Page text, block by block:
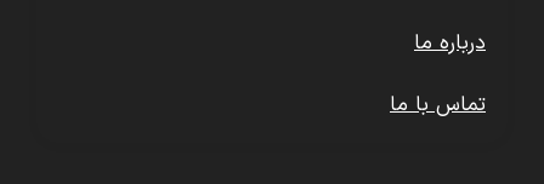
درباره ما
تماس با ما